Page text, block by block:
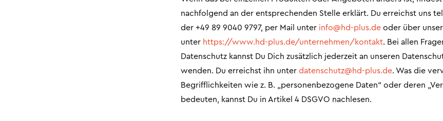
nachfolgend an der entsprechenden Stelle erklärt. Du erreichst uns
der +49 89 9040 9797, per Mail unter info@hd-plus.de oder über
unter https://www.hd-plus.de/unternehmen/kontakt. Bei allen
Datenschutz kannst Du Dich zusätzlich jederzeit an unseren
wenden. Du erreichst ihn unter datenschutz@hd-plus.de. Was die
Begrifflichkeiten wie z. B. „personenbezogene Daten“ oder deren
bedeuten, kannst Du in Artikel 4 DSGVO nachlesen.